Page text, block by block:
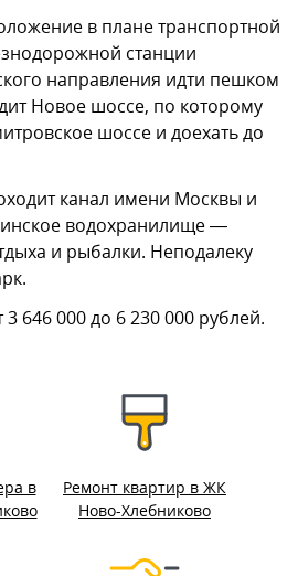
в плане транспортной
станции
направления идти пешком
Новое шоссе, по которому
шоссе и доехать до
канал имени Москвы и
водохранилище —
и рыбалки. Неподалеку
646 000 до 6 230 000 рублей.
в
Ремонт квартир в ЖК
Ново-Хлебниково